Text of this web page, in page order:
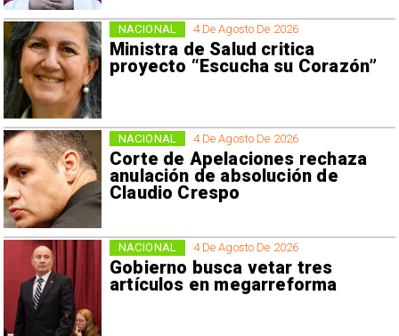
4 De Agosto De 2026
Ministra de Salud critica
proyecto “Escucha su Corazón”
NACIONAL
4 De Agosto De 2026
Corte de Apelaciones rechaza
anulación de absolución de
Claudio Crespo
NACIONAL
4 De Agosto De 2026
Gobierno busca vetar tres
artículos en megarreforma
NACIONAL